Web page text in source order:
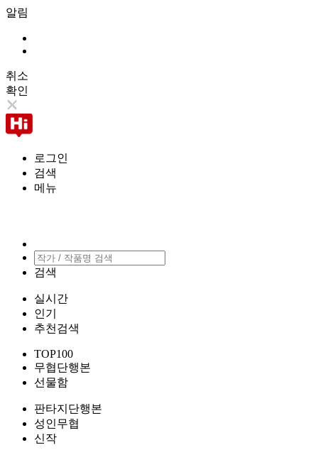
알림
취소
확인
로그인
검색
메뉴
검색
실시간
인기
추천검색
TOP100
무협단행본
선물함
판타지단행본
성인무협
신작